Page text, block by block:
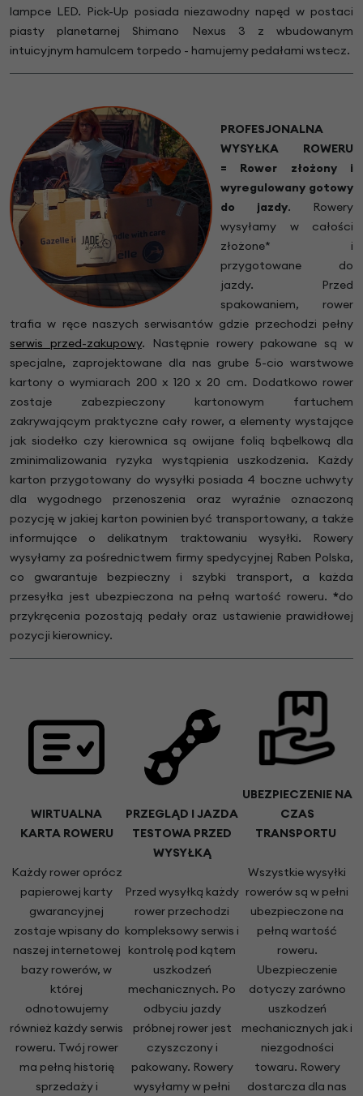
lampce LED. Pick-Up posiada niezawodny napęd w postaci
piasty planetarnej Shimano Nexus 3 z wbudowanym
intuicyjnym hamulcem torpedo - hamujemy pedałami wstecz.
PROFESJONALNA
WYSYŁKA ROWERU
= Rower złożony i
wyregulowany gotowy
do jazdy.
Rowery
wysyłamy w całości
złożone* i
przygotowane do
jazdy. Przed
spakowaniem, rower
trafia w ręce naszych serwisantów gdzie przechodzi pełny
serwis przed-zakupowy. Następnie rowery pakowane są w
specjalne, zaprojektowane dla nas grube 5-cio warstwowe
kartony o wymiarach 200 x 120 x 20 cm. Dodatkowo rower
zostaje zabezpieczony kartonowym fartuchem
zakrywającym praktyczne cały rower, a elementy wystające
jak siodełko czy kierownica są owijane folią bąbelkową dla
zminimalizowania ryzyka wystąpienia uszkodzenia. Każdy
karton przygotowany do wysyłki posiada 4 boczne uchwyty
dla wygodnego przenoszenia oraz wyraźnie oznaczoną
pozycję w jakiej karton powinien być transportowany, a także
informujące o delikatnym traktowaniu wysyłki. Rowery
wysyłamy za pośrednictwem firmy spedycyjnej Raben Polska,
co gwarantuje bezpieczny i szybki transport, a każda
przesyłka jest ubezpieczona na pełną wartość roweru. *do
przykręcenia pozostają pedały oraz ustawienie prawidłowej
pozycji kierownicy.
WIRTUALNA
KARTA ROWERU
Każdy rower oprócz
papierowej karty
gwarancyjnej
zostaje wpisany do
naszej internetowej
bazy rowerów, w
której
odnotowujemy
również każdy serwis
roweru. Twój rower
ma pełną historię
sprzedaży i
PRZEGLĄD I JAZDA
TESTOWA PRZED
WYSYŁKĄ
Przed wysyłką każdy
rower przechodzi
kompleksowy serwis i
kontrolę pod kątem
uszkodzeń
mechanicznych. Po
odbyciu jazdy
próbnej rower jest
czyszczony i
pakowany. Rowery
wysyłamy w pełni
UBEZPIECZENIE NA
CZAS
TRANSPORTU
Wszystkie wysyłki
rowerów są w pełni
ubezpieczone na
pełną wartość
roweru.
Ubezpieczenie
dotyczy zarówno
uszkodzeń
mechanicznych jak i
niezgodności
towaru. Rowery
dostarcza dla nas